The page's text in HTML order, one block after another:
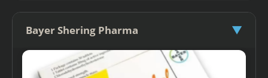
Bayer Shering Pharma ▼